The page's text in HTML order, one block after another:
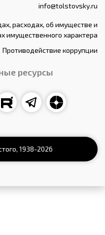
info@tolstovsky.ru
расходах, об имуществе и
имущественного характера
Противодействие коррупции
ресурсы
1938-2026